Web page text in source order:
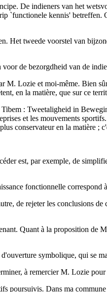
De indieners van het
`functionele kennis' betreffen.
Het tweede voorstel van
de bezorgdheid van de
M. Lozie et moi-même. Bien
en la matière, que sur ce
: Tweetaligheid in
et les mouvements
conservateur en la matière ;
est, par exemple, de
fonctionnelle correspond
de rejeter les conclusions
Quant à la proposition
symbolique, qui se
à remercier M. Lozie
poursuivis. Dans ma